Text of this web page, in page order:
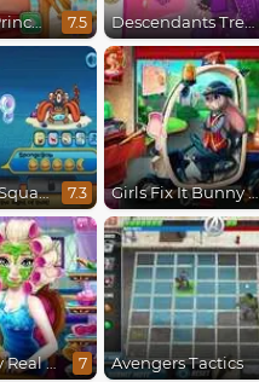
Polynesian Princess Real Haircuts 7.5 Descendants Trendsetters
SpongeBob SquarePants : Monster Island Adventures 7.3 Girls Fix It Bunny Car
Elsa Mommy Real Makeover 7 Avengers Tactics